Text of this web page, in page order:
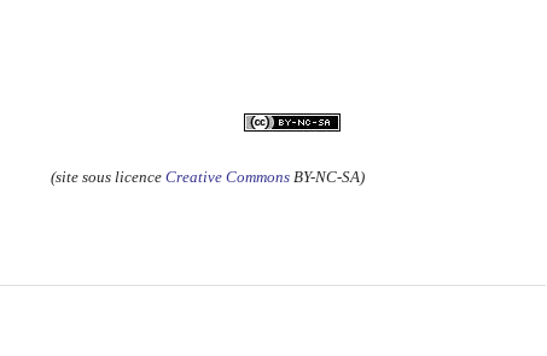
(site sous licence Creative CommonsBY-NC-SA)